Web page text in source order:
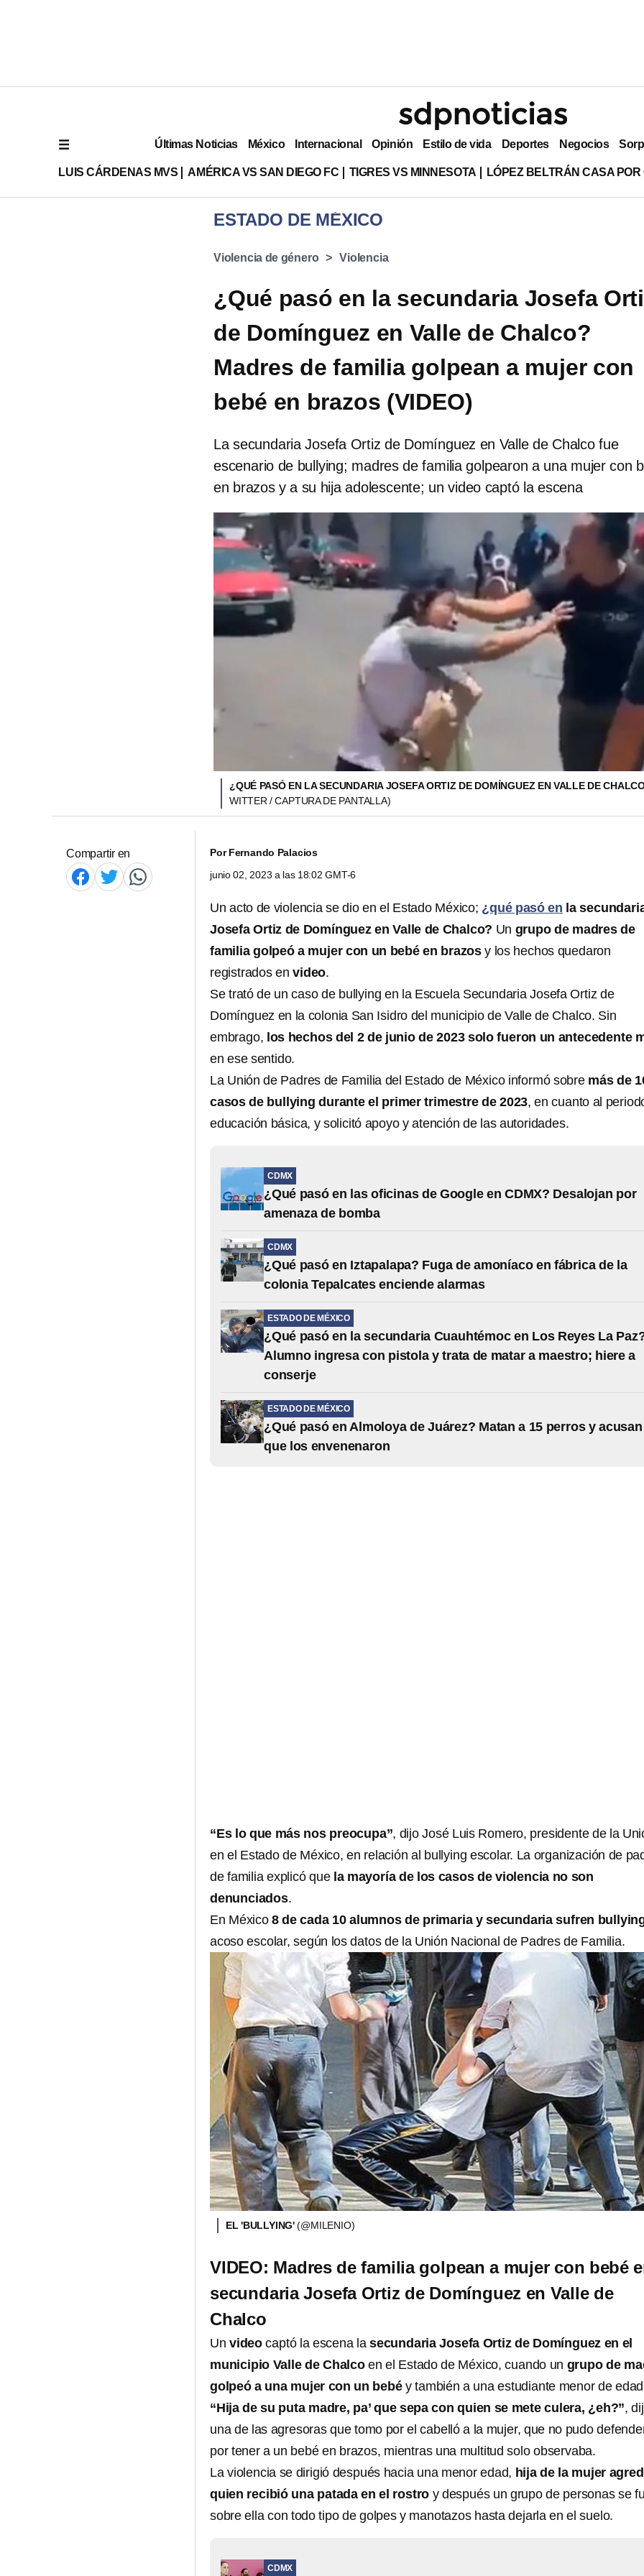
Últimas Noticias México Internacional Opinión Estilo de vida Deportes Negocios
LUIS CÁRDENAS MVS AMÉRICA VS SAN DIEGO FC TIGRES VS MINNESOTA LÓPEZ BELTRÁN CASA
ESTADO DE MÉXICO
Violencia de género Violencia
¿Qué pasó en la secundaria Josefa
de Domínguez en Valle de Chalco?
Madres de familia golpean a mujer con
bebé en brazos (VIDEO)
La secundaria Josefa Ortiz de Domínguez en Valle de Chalco fue
escenario de bullying; madres de familia golpearon a una mujer con
en brazos y a su hija adolescente; un video captó la escena
¿QUÉ PASÓ EN LA SECUNDARIA JOSEFA ORTIZ DE DOMÍNGUEZ EN VALLE DE
WITTER / CAPTURA DE PANTALLA)
Compartir en PorFernando Palacios
junio 02, 2023 a las 18:02 GMT-6
Un acto de violencia se dio en el Estado México; ¿qué pasó en la
Josefa Ortiz de Domínguez en Valle de Chalco? Un grupo de madres de
familia golpeó a mujer con un bebé en brazos y los hechos quedaron
registrados envideo.
Se trató de un caso de bullying en la Escuela Secundaria Josefa Ortiz de
Domínguez en la colonia San Isidro del municipio de Valle de Chalco. Sin
embrago, los hechos del 2 de junio de 2023 solo fueron un antecedente
en ese sentido.
La Unión de Padres de Familia del Estado de México informó sobre más de
casos de bullying durante el primer trimestre de 2023, en cuanto al
educación básica, y solicitó apoyo y atención de las autoridades.
CDMX
¿Qué pasó en las oficinas de Google en CDMX? Desalojan por
amenaza de bomba
CDMX
¿Qué pasó en Iztapalapa? Fuga de amoníaco en fábrica de la
colonia Tepalcates enciende alarmas
ESTADO DE MÉXICO
¿Qué pasó en la secundaria Cuauhtémoc en Los Reyes La
Alumno ingresa con pistola y trata de matar a maestro; hiere a
conserje
ESTADO DE MÉXICO
¿Qué pasó en Almoloya de Juárez? Matan a 15 perros y acusan
que los envenenaron
“Es lo que más nos preocupa”, dijo José Luis Romero, presidente de la
en el Estado de México, en relación al bullying escolar. La organización de
de familia explicó que la mayoría de los casos de violencia no son
denunciados.
En México8 de cada 10 alumnos de primaria y secundaria sufren
acoso escolar, según los datos de la Unión Nacional de Padres de Familia.
EL 'BULLYING'(@MILENIO)
VIDEO: Madres de familia golpean a mujer con bebé
secundaria Josefa Ortiz de Domínguez en Valle de
Chalco
Un video captó la escena lasecundaria Josefa Ortiz de Domínguez en el
municipio Valle de Chalcoen el Estado de México, cuando un grupo de
golpeó a una mujer con un bebéy también a una estudiante menor de
“Hija de su puta madre, pa’ que sepa con quien se mete culera, ¿eh?”,
una de las agresoras que tomo por el cabelló a la mujer, que no pudo
por tener a un bebé en brazos, mientras una multitud solo observaba.
La violencia se dirigió después hacia una menor edad, hija de la mujer
quien recibió una patada en el rostro y después un grupo de personas se
sobre ella con todo tipo de golpes y manotazos hasta dejarla en el suelo.
CDMX